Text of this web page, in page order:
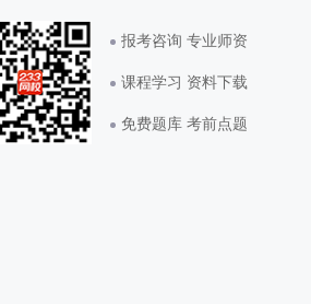
报考咨询 专业师资
课程学习 资料下载
免费题库 考前点题